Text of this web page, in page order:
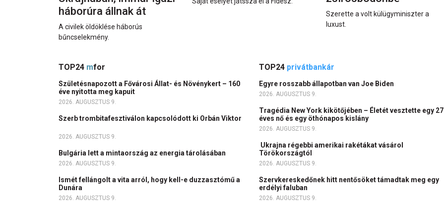
háborúra állnak át
A civilek öldöklése háborús
bűncselekmény.
Szerette a volt külügyminiszter a
luxust.
TOP24 mfor
Születésnapozott a Fővárosi Állat- és Növénykert – 160
éve nyitotta meg kapuit
2026. AUGUSZTUS 9.
Szerb trombitafesztiválon kapcsolódott ki Orbán Viktor
2026. AUGUSZTUS 9.
Bulgária lett a mintaország az energia tárolásában
2026. AUGUSZTUS 9.
Ismét fellángolt a vita arról, hogy kell-e duzzasztómű a
Dunára
2026. AUGUSZTUS 9.
TOP24 privátbankár
Egyre rosszabb állapotban van Joe Biden
2026. AUGUSZTUS 9.
Tragédia New York kikötőjében – Életét vesztette egy 27
éves nő és egy öthónapos kislány
2026. AUGUSZTUS 9.
Ukrajna régebbi amerikai rakétákat vásárol
Törökországtól
2026. AUGUSZTUS 9.
Szervkereskedőnek hitt nentősöket támadtak meg egy
erdélyi faluban
2026. AUGUSZTUS 9.